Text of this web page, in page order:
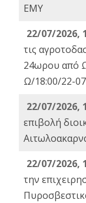
ΕΜΥ
22/07/2026,
τις
24ωρου από
Ω/18:00/22-
22/07/2026,
επιβολή
22/07/2026,
την